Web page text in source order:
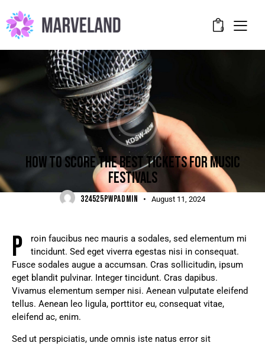
0
DIGEST
HOW TO SCORE THE BEST TICKETS FOR MUSIC
FESTIVALS
324525PWPADMIN August 11, 2024
P
roin faucibus nec mauris a sodales, sed elementum mi
tincidunt. Sed eget viverra egestas nisi in consequat.
Fusce sodales augue a accumsan. Cras sollicitudin, ipsum
eget blandit pulvinar. Integer tincidunt. Cras dapibus.
Vivamus elementum semper nisi. Aenean vulputate eleifend
tellus. Aenean leo ligula, porttitor eu, consequat vitae,
eleifend ac, enim.
Sed ut perspiciatis, unde omnis iste natus error sit